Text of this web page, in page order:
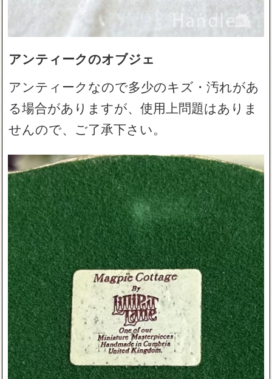
アンティークのオブジェ
アンティークなので多少のキズ・汚れがあ
る場合がありますが、使用上問題はありま
せんので、ご了承下さい。